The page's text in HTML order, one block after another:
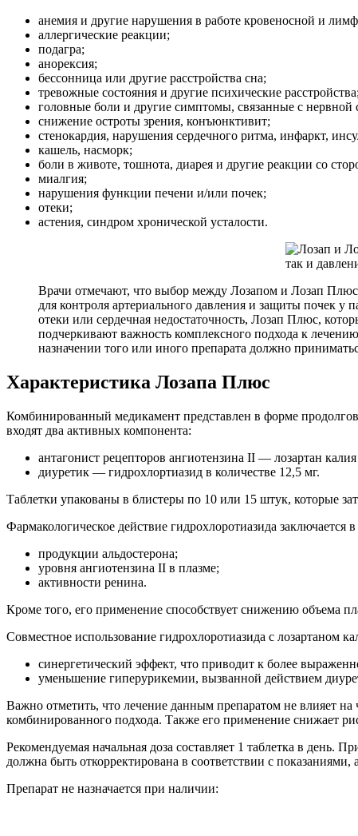
анемия и другие нарушения в работе кровеносной и
аллергические реакции;
подагра;
анорексия;
бессонница или другие расстройства сна;
тревожные состояния и другие психические расстройства;
головные боли и другие симптомы, связанные с нервной
снижение остроты зрения, конъюнктивит;
стенокардия, нарушения сердечного ритма, инфаркт,
кашель, насморк;
боли в животе, тошнота, диарея и другие реакции со
миалгия;
нарушения функции печени и/или почек;
отеки;
астения, синдром хронической усталости.
Врачи отмечают, что выбор между Лозапом и Лозап Плюс
для контроля артериального давления и защиты почек
отеки или сердечная недостаточность, Лозап Плюс,
подчеркивают важность комплексного подхода к
назначении того или иного препарата должно
Характеристика Лозапа Плюс
Комбинированный медикамент представлен в форме
входят два активных компонента:
антагонист рецепторов ангиотензина II — лозартан
диуретик — гидрохлортиазид в количестве 12,5 мг.
Таблетки упакованы в блистеры по 10 или 15 штук, которые
Фармакологическое действие гидрохлоротиазида заключается
продукции альдостерона;
уровня ангиотензина II в плазме;
активности ренина.
Кроме того, его применение способствует снижению объема
Совместное использование гидрохлоротиазида с лозартаном
синергетический эффект, что приводит к более
уменьшение гиперурикемии, вызванной действием
Важно отметить, что лечение данным препаратом не влияет
комбинированного подхода. Также его применение снижает
Рекомендуемая начальная доза составляет 1 таблетка в день.
должна быть откорректирована в соответствии с
Препарат не назначается при наличии: